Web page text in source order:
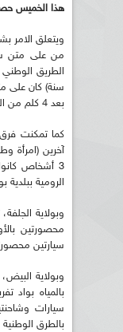
هذا الخميس
من على متن
سنة) كان على
بعد 4 كلم من الطريق الوطني رقم 70 ببلدية عين الملح.
كما تمكنت
آخرين (امرأة
3 أشخاص
الرومية ببلدية
محصورتين
سيارتين
وبولاية
سيارات
بالطرق الوطنية رقم 47,